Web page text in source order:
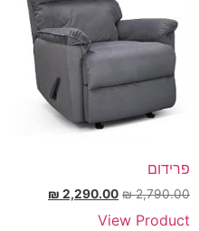
פרידום
₪2,790.00
₪ 2,290.00
View Product